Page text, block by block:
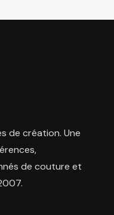
de création. Une
de couture et